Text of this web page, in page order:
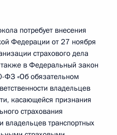
потребует внесения
Федерации от 27 ноября
страхового дела
в Федеральный закон
«Об обязательном
владельцев
касающейся признания
страхования
владельцев транспортных